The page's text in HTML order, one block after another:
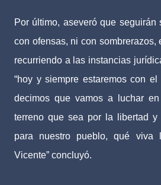
Por último, aseveró que
con ofensas, ni con sombrerazos,
recurriendo a las instancias
“hoy y siempre estaremos con
decimos que vamos a luchar
terreno que sea por la libertad y
para nuestro pueblo, qué viva
Vicente” concluyó.